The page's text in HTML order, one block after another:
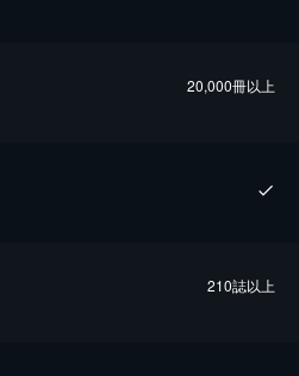
20,000冊以上
210誌以上